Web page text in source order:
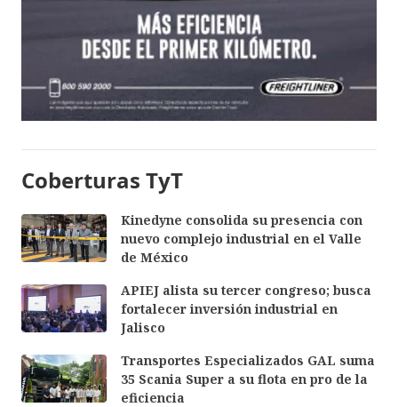
Coberturas TyT
Kinedyne consolida su presencia con
nuevo complejo industrial en el Valle
de México
APIEJ alista su tercer congreso; busca
fortalecer inversión industrial en
Jalisco
Transportes Especializados GAL suma
35 Scania Super a su flota en pro de la
eficiencia